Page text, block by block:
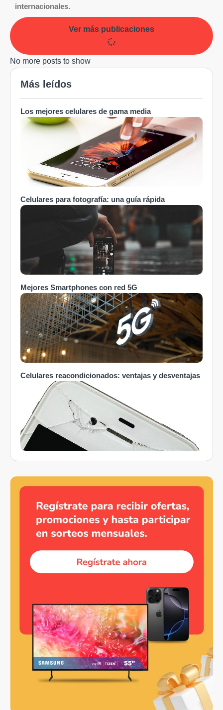
internacionales.
Ver más publicaciones
No more posts to show
Más leídos
Los mejores celulares de gama media
Celulares para fotografía: una guía rápida
Mejores Smartphones con red 5G
Celulares reacondicionados: ventajas y desventajas